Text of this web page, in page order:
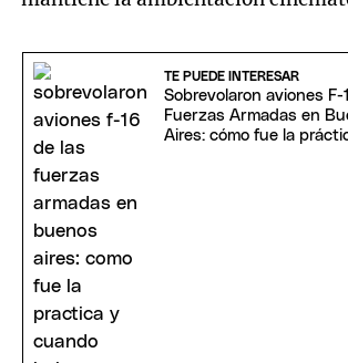
TE PUEDE INTERESAR
Sobrevolaron aviones F-
Fuerzas Armadas en
Aires: cómo fue la